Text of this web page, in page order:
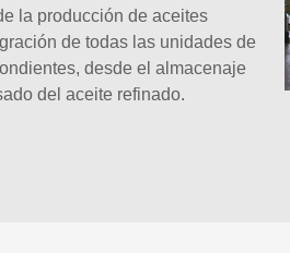
la producción de aceites
de todas las unidades de
desde el almacenaje
del aceite refinado.